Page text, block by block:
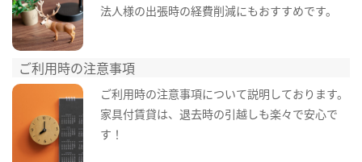
法人様の出張時の経費削減にもおすすめです。
ご利用時の注意事項
ご利用時の注意事項について説明しております。
家具付賃貸は、退去時の引越しも楽々で安心で
す！